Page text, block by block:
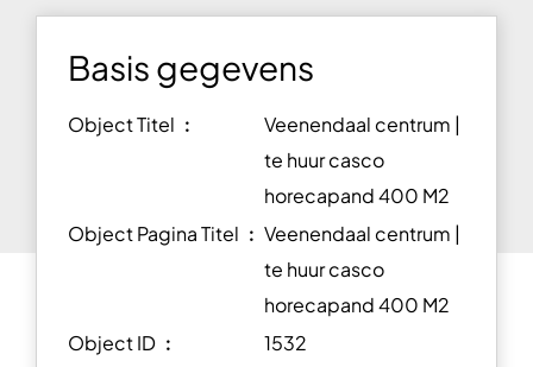
Basis gegevens
Object Titel ︰
Veenendaal centrum |
te huur casco
horecapand 400 M2
Object Pagina Titel ︰ Veenendaal centrum |
te huur casco
horecapand 400 M2
Object ID ︰
1532